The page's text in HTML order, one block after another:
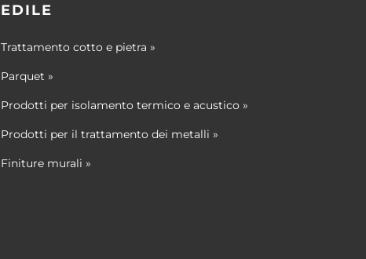
EDILE
Trattamento cotto e pietra »
Parquet »
Prodotti per isolamento termico e acustico »
Prodotti per il trattamento dei metalli »
Finiture murali »